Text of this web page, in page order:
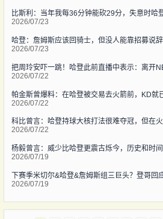
比斯利：当年我每36分钟能砍29分，失意时哈
2026/07/23
哈登：詹姆斯应该回骑士，但没人能靠招募说辞
2026/07/23
把周玲安吓一跳！哈登此前直播中表示：离开
2026/07/22
帕金斯曾爆料：在哈登被交易去火箭前，KD就
2026/07/22
科比曾言：哈登持球大核打法很难夺冠，但在火
2026/07/22
杨毅曾言：威少比哈登更震古烁今，历史和时
2026/07/19
2026/07/19